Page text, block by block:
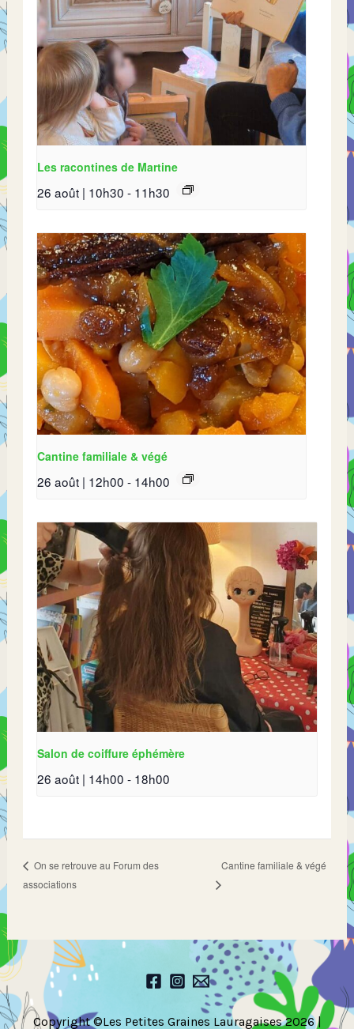
Les racontines de Martine
26 août | 10h30 - 11h30
Cantine familiale & végé
26 août | 12h00 - 14h00
Salon de coiffure éphémère
26 août | 14h00 - 18h00
On se retrouve au Forum des
associations
Cantine familiale & végé
Copyright ©Les Petites Graines Lauragaises 2026 |